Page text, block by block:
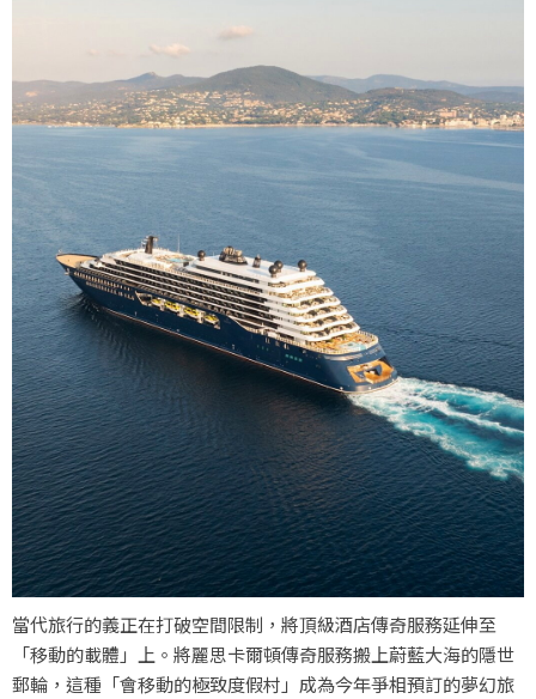
當代旅行的義正在打破空間限制，將頂級酒店傳奇服務延伸至
「移動的載體」上。將麗思卡爾頓傳奇服務搬上蔚藍大海的隱世
郵輪，這種「會移動的極致度假村」成為今年爭相預訂的夢幻旅